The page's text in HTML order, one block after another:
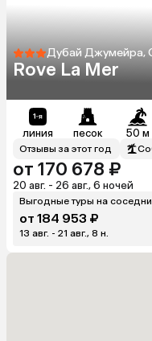
Дубай Джумейра,
Rove La Mer
линия песок 50 м
Отзывы за этот год
от 170 678 ₽
20 авг. - 26 авг., 6 ночей
Выгодные туры на
от 184 953 ₽
13 авг. - 21 авг., 8 н.